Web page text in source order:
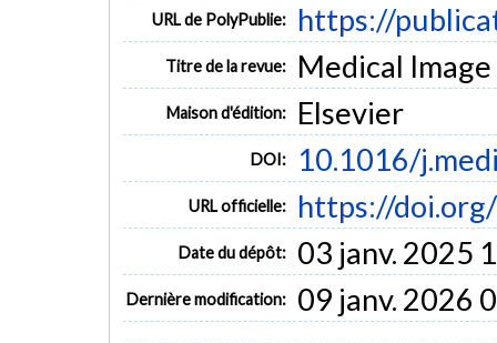
URL de PolyPublie: https://
Titre de la revue: Medical
Maison d'édition: Elsevier
DOI: 10.1016/
URL officielle: https://
Date du dépôt: 03 janv. 2025
Dernière modification: 09 janv. 2026